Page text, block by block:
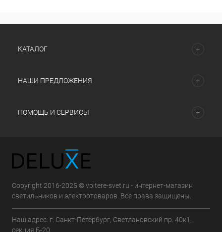
КАТАЛОГ
НАШИ ПРЕДЛОЖЕНИЯ
ПОМОЩЬ И СЕРВИСЫ
Copyright 2016-2025 © vpitere-svet.ru - интернет-магазин
светильников и электротоваров. Все права защищены.
Наш адрес: г. Санкт-Петербург, Светлановский пр. 40к1,
секция Б-20